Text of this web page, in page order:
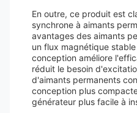
En outre, ce produit est
synchrone à aimants
avantages des aimants
un flux magnétique
conception améliore
réduit le besoin
d'aimants permanents
conception plus
générateur plus facile à